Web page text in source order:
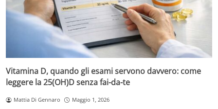
Vitamina D, quando gli esami servono davvero: come
leggere la 25(OH)D senza fai-da-te
Mattia Di Gennaro Maggio 1, 2026